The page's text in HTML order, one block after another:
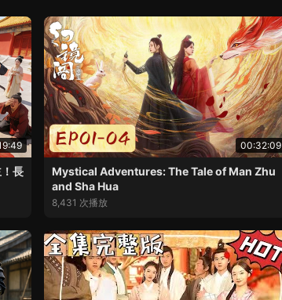
長
00:32:09
Mystical Adventures: The Tale of Man Zhu
and Sha Hua
8,431 次播放